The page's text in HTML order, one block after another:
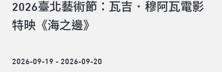
2026臺北藝術節：瓦吉．穆阿瓦電影
特映《海之邊》
2026-09-19 - 2026-09-20